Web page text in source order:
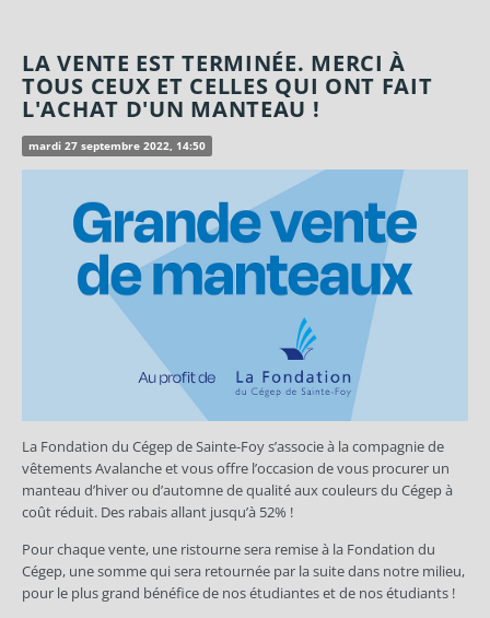
LA VENTE EST TERMINÉE. MERCI À
TOUS CEUX ET CELLES QUI ONT FAIT
L'ACHAT D'UN MANTEAU !
mardi 27 septembre 2022, 14:50
La Fondation du Cégep de Sainte-Foy s’associe à la compagnie de
vêtements Avalanche et vous offre l’occasion de vous procurer un
manteau d’hiver ou d’automne de qualité aux couleurs du Cégep à
coût réduit. Des rabais allant jusqu’à 52% !
Pour chaque vente, une ristourne sera remise à la Fondation du
Cégep, une somme qui sera retournée par la suite dans notre milieu,
pour le plus grand bénéfice de nos étudiantes et de nos étudiants !